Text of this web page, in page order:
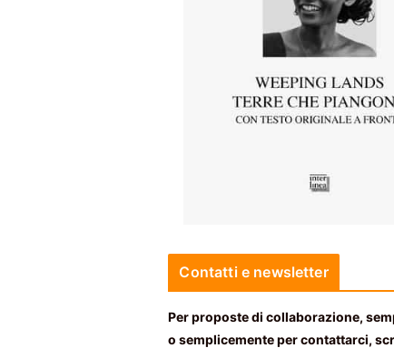
Contatti e newsletter
Per proposte di collaborazione,
o semplicemente per contattarci,